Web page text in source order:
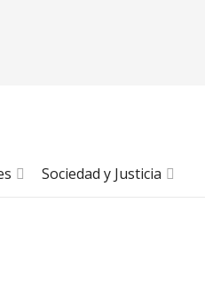
Sociedad y Justicia